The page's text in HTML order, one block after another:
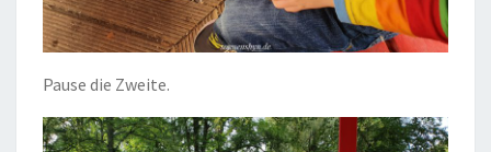
Pause die Zweite.